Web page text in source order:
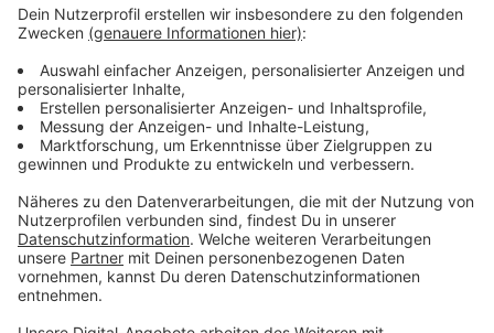
Pitch.teddy.click/termin
Daniel Friesenecker baut Unternehmern ihr
eigenes Medium. Podcast, Video, Strategie. Studio:
TeddyLab, Linz.
LinkedIn:
linkedin.com/in/friesenecker
Folge abonnieren:Apple·Spotify· YouTube
alle
Plattformen und RSS
Datenschutz